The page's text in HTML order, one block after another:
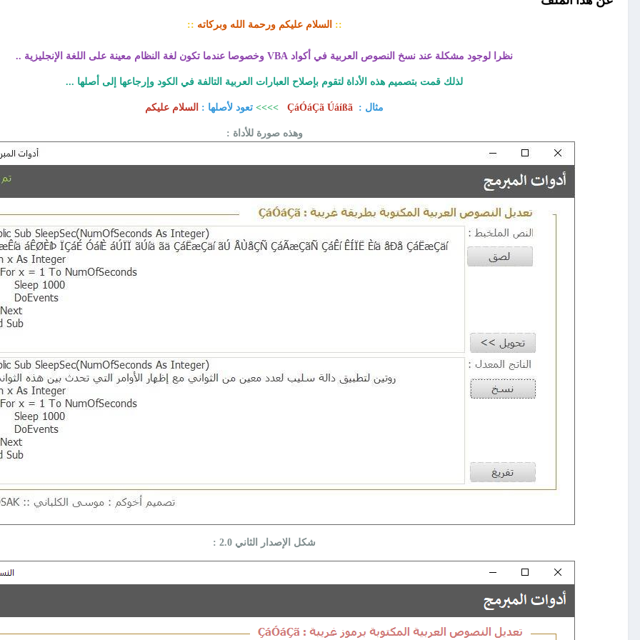
:: السلام عليكم ورحمة الله وبركاته ::
نظرا لوجود مشكلة عند نسخ النصوص العربية في أكواد VBA وخصوصا عندما تكون لغة النظام معينة على اللغة الإنجليزية ..
لذلك قمت بتصميم هذه الأداة لتقوم بإصلاح العبارات العربية التالفة في الكود وإرجاعها إلى أصلها ...
مثال : ÇáÓáÇã Úáíßã
>>>> تعود لأصلها : السلام عليكم
وهذه صورة للأداة :
شكل الإصدار الثاني 2.0 :